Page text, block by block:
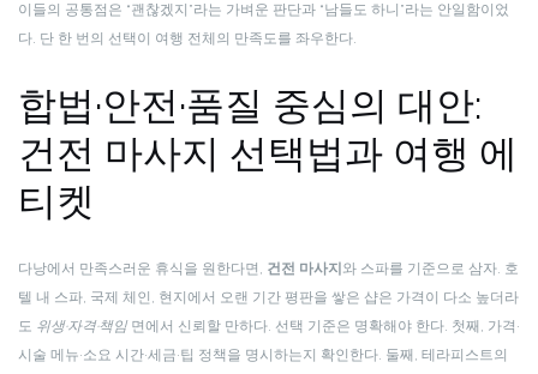
이들의 공통점은 “괜찮겠지”라는 가벼운 판단과 “남들도 하니”라는 안일함이었
다. 단 한 번의 선택이 여행 전체의 만족도를 좌우한다.
합법·안전·품질 중심의 대안:
건전 마사지 선택법과 여행 에
티켓
다낭에서 만족스러운 휴식을 원한다면, 건전 마사지 와 스파를 기준으로 삼자. 호
텔 내 스파, 국제 체인, 현지에서 오랜 기간 평판을 쌓은 샵은 가격이 다소 높더라
도 위생·자격·책임면에서 신뢰할 만하다. 선택 기준은 명확해야 한다. 첫째, 가격·
시술 메뉴·소요 시간·세금·팁 정책을 명시하는지 확인한다. 둘째, 테라피스트의